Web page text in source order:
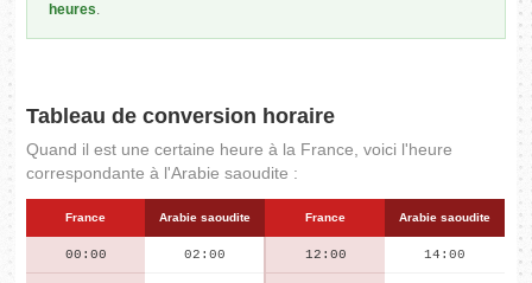
heures.
Tableau de conversion horaire
Quand il est une certaine heure à la France, voici l'heure
correspondante à l'Arabie saoudite :
France Arabie saoudite France Arabie saoudite
00:00 02:00 12:00 14:00